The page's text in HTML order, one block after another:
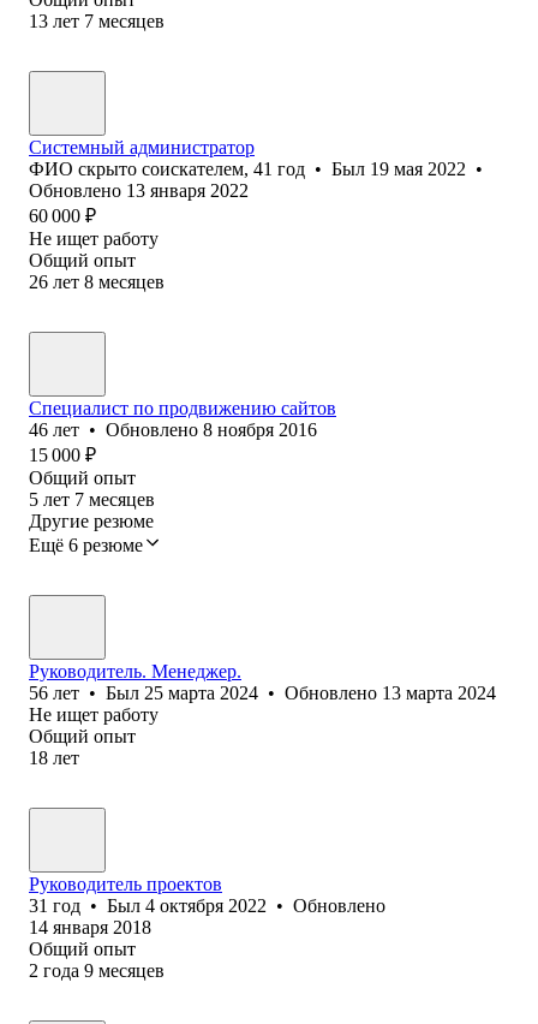
13 лет 7 месяцев
Системный администратор
ФИО скрыто соискателем, 41 год • Был 19 мая 2022 •
Обновлено 13 января 2022
60 000 ₽
Не ищет работу
Общий опыт
26 лет 8 месяцев
Специалист по продвижению сайтов
46 лет • Обновлено 8 ноября 2016
15 000 ₽
Общий опыт
5 лет 7 месяцев
Другие резюме
Ещё 6 резюме
Руководитель. Менеджер.
56 лет • Был 25 марта 2024 • Обновлено 13 марта 2024
Не ищет работу
Общий опыт
18 лет
Руководитель проектов
31 год • Был 4 октября 2022 • Обновлено
14 января 2018
Общий опыт
2 года 9 месяцев